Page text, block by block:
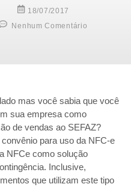
18/07/2017
Nenhum Comentário
mas você sabia que você
sua empresa como
de vendas ao SEFAZ?
para uso da NFC-e
NFCe como solução
Inclusive,
que utilizam este tipo